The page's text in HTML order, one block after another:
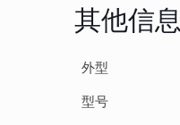
其他信息
外型
型号